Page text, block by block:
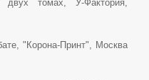
томах, У-Фактория,
"Корона-Принт", Москва